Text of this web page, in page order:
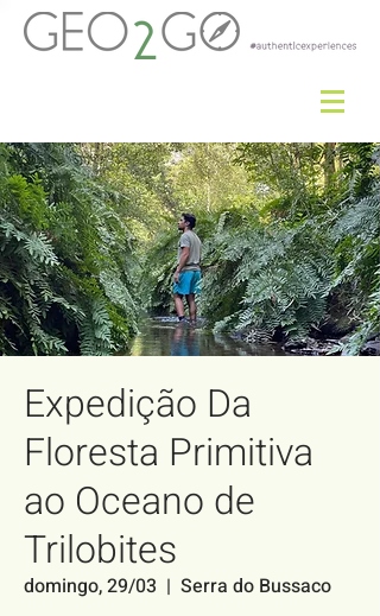
Expedição Da
Floresta Primitiva
ao Oceano de
Trilobites
domingo, 29/03
  |
Serra do Bussaco